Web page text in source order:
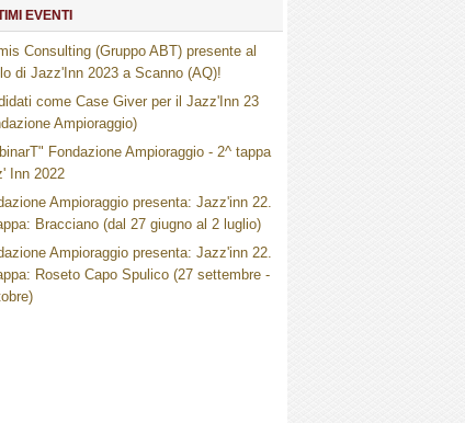
EVENTI
Consulting (Gruppo ABT) presente al
di Jazz'Inn 2023 a Scanno (AQ)!
come Case Giver per il Jazz'Inn 23
Ampioraggio)
Fondazione Ampioraggio - 2^ tappa
Inn 2022
Ampioraggio presenta: Jazz'inn 22.
Bracciano (dal 27 giugno al 2 luglio)
Ampioraggio presenta: Jazz'inn 22.
Roseto Capo Spulico (27 settembre -